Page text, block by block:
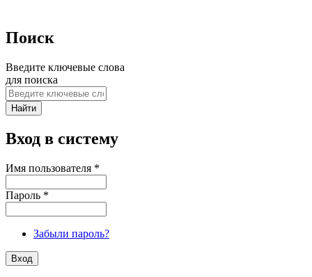
Поиск
Введите ключевые слова
для поиска
Вход в систему
Имя пользователя *
Пароль *
Забыли пароль?